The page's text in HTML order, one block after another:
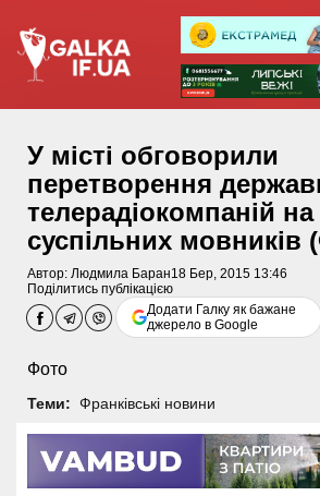
У місті обговорили
перетворення
телерадіокомпаній на
суспільних
Автор: Людмила Баран18 Бер, 2015 13:46
Поділитись публікацією
Додати Галку як бажане
джерело в Google
Фото
Теми: Франківські новини